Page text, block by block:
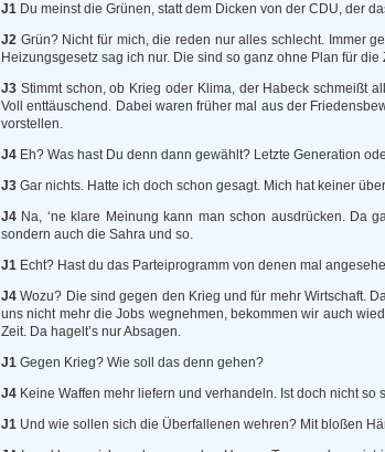
J1 Du meinst die Grünen, statt dem Dicken von der CDU, der
J2 Grün? Nicht für mich, die reden nur alles schlecht. Immer
Heizungsgesetz sag ich nur. Die sind so ganz ohne Plan für die
J3 Stimmt schon, ob Krieg oder Klima, der Habeck schmeißt
Voll enttäuschend. Dabei waren früher mal aus der
vorstellen.
J4 Eh? Was hast Du denn dann gewählt? Letzte Generation
J3 Gar nichts. Hatte ich doch schon gesagt. Mich hat keiner
J4 Na, ‘ne klare Meinung kann man schon ausdrücken. Da
sondern auch die Sahra und so.
J1 Echt? Hast du das Parteiprogramm von denen mal
J4 Wozu? Die sind gegen den Krieg und für mehr Wirtschaft.
uns nicht mehr die Jobs wegnehmen, bekommen wir auch
Zeit. Da hagelt’s nur Absagen.
J1 Gegen Krieg? Wie soll das denn gehen?
J4 Keine Waffen mehr liefern und verhandeln. Ist doch nicht so
J1 Und wie sollen sich die Überfallenen wehren? Mit bloßen